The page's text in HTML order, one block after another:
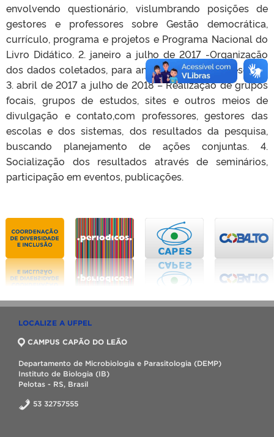
envolvendo questionário, vislumbrando posições de
gestores e professores sobre Gestão democrática,
currículo, programa e projetos e Programa Nacional do
Livro Didático. 2. janeiro a julho de 2017 -Organização
dos dados coletados, para análise coletiva nas escolas
3. abril de 2017 a julho de 2018 – Realização de grupos
focais, grupos de estudos, sites e outros meios de
divulgação e contato,com professores, gestores das
escolas e dos sistemas, dos resultados da pesquisa,
buscando planejamento de ações conjuntas. 4.
Socialização dos resultados através de seminários,
participação em eventos, publicações.
LOCALIZE A UFPEL
CAMPUS CAPÃO DO LEÃO
Departamento de Microbiologia e Parasitologia (DEMP)
Instituto de Biologia (IB)
Pelotas - RS, Brasil
53 32757555